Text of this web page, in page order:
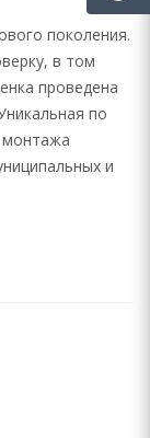
поколения.
в том
проведена
по
монтажа
и